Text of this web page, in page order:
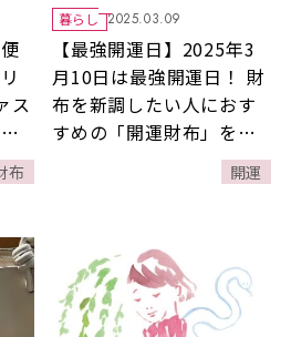
ス
布
暮らし 2025.03.09
【最強開運日】2025年3
月10日は最強開運日！ 財
布を新調したい人におす
すめの「開運財布」をご
開運